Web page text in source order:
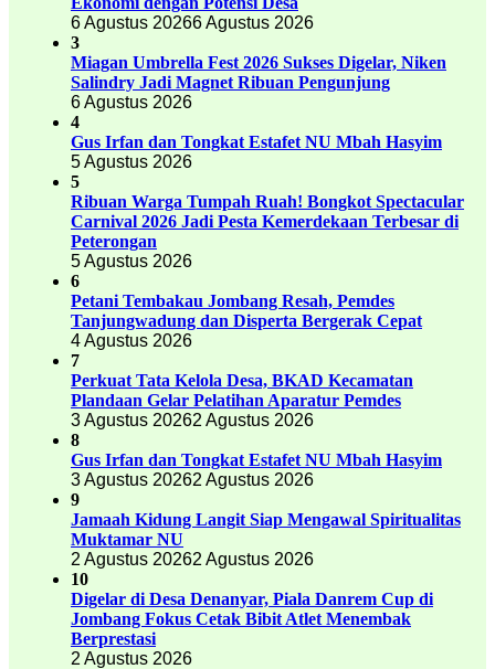
6 Agustus 20266 Agustus 2026
3
Miagan Umbrella Fest 2026 Sukses Digelar, Niken
Salindry Jadi Magnet Ribuan Pengunjung
6 Agustus 2026
4
Gus Irfan dan Tongkat Estafet NU Mbah Hasyim
5 Agustus 2026
5
Ribuan Warga Tumpah Ruah! Bongkot Spectacular
Carnival 2026 Jadi Pesta Kemerdekaan Terbesar di
Peterongan
5 Agustus 2026
6
Petani Tembakau Jombang Resah, Pemdes
Tanjungwadung dan Disperta Bergerak Cepat
4 Agustus 2026
7
Perkuat Tata Kelola Desa, BKAD Kecamatan
Plandaan Gelar Pelatihan Aparatur Pemdes
3 Agustus 20262 Agustus 2026
8
Gus Irfan dan Tongkat Estafet NU Mbah Hasyim
3 Agustus 20262 Agustus 2026
9
Jamaah Kidung Langit Siap Mengawal Spiritualitas
Muktamar NU
2 Agustus 20262 Agustus 2026
10
Digelar di Desa Denanyar, Piala Danrem Cup di
Jombang Fokus Cetak Bibit Atlet Menembak
Berprestasi
2 Agustus 2026